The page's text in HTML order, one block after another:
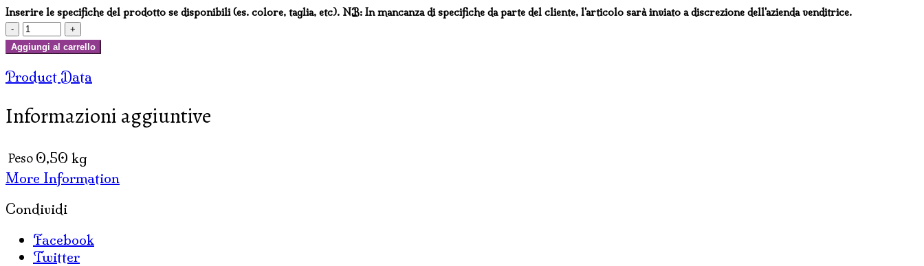
Inserire le specifiche del prodotto se disponibili (es. colore, taglia, etc). NB: In mancanza di specifiche da parte del cliente, l'articolo sarà inviato a discrezione dell'azienda venditrice.
STATUE
AMORINI
SPIRALE
40
quantità
Aggiungi al carrello
Product Data
Informazioni aggiuntive
Peso 0,50 kg
More Information
Condividi
Facebook
Twitter